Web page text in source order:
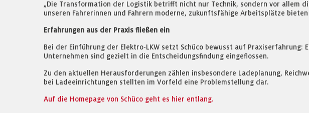
„Die Transformation der Logistik betrifft nicht nur Technik, sondern vor allem
unseren Fahrerinnen und Fahrern moderne, zukunftsfähige Arbeitsplätze
Erfahrungen aus der Praxis fließen ein
Bei der Einführung der Elektro-LKW setzt Schüco bewusst auf
Unternehmen sind gezielt in die Entscheidungsfindung eingeflossen.
Zu den aktuellen Herausforderungen zählen insbesondere Ladeplanung,
bei Ladeeinrichtungen stellten im Vorfeld eine Problemstellung dar.
Auf die Homepage von Schüco geht es hier entlang.